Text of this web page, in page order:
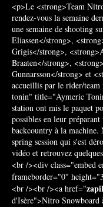
<p>Le <strong>Team
rendez-vous la semaine
une semaine de shooting
Eliassen</strong>,
Grigis</strong>,
Braaten</strong>,
Gunnarsson</strong> et
accueillis par le rider/
tonin" title="Aymeric
station ont mis le paquet
possibles en leur
backcountry à la machine.
spring session qui s'est
vidéo et retrouvez
<br /><div class="embed
frameborder="0"
<br /><br /><a href="
d'Isère">Nitro Snowboard